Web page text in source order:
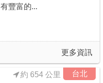
有豐富的...
更多資訊
台北
約 654 公里